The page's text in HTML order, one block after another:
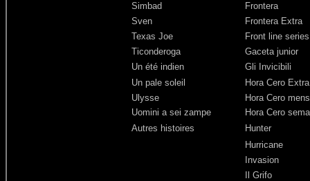
Simbad
Frontera
Sven
Frontera Extra
Texas Joe
Front line series
Ticonderoga
Gaceta junior
Un été indien
Gli Invicibili
Un pale soleil
Hora Cero Extra
Ulysse
Hora Cero
Uomini a sei zampe
Hora Cero
Autres histoires
Hunter
Hurricane
Invasion
Il Grifo